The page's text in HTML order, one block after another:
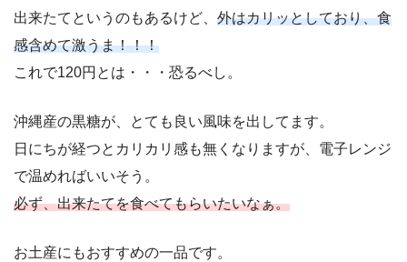
出来たてというのもあるけど、 外はカリッとしており、食
感含めて激うま！！！
これで120円とは・・・恐るべし。
沖縄産の黒糖が、とても良い風味を出してます。
日にちが経つとカリカリ感も無くなりますが、電子レンジ
で温めればいいそう。
必ず、出来たてを食べてもらいたいなぁ。
お土産にもおすすめの一品です。